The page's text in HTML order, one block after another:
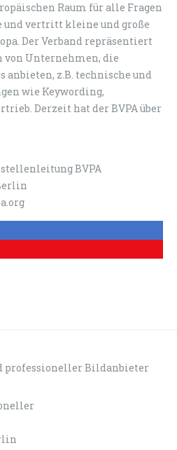
Raum für alle Fragen
vertritt kleine und große
Der Verband repräsentiert
von Unternehmen, die
anbieten, z.B. technische und
wie Keywording,
Derzeit hat der BVPA über
BVPA